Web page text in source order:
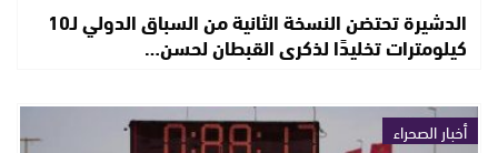
الدشيرة تحتضن النسخة الثانية من السباق الدولي لـ10
كيلومترات تخليدًا لذكرى القبطان لحسن…
أخبار الصحراء